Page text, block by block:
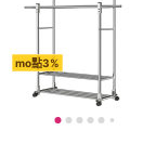
mo點3%